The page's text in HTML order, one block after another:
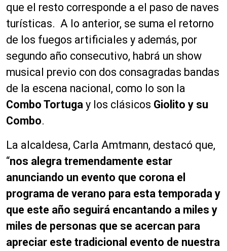
que el resto corresponde a el paso de naves
turísticas. A lo anterior, se suma el retorno
de los fuegos artificiales y además, por
segundo año consecutivo, habrá un show
musical previo con dos consagradas bandas
de la escena nacional, como lo son la
Combo Tortuga y los clásicos Giolito y su
Combo.
La alcaldesa, Carla Amtmann, destacó que,
“nos alegra tremendamente estar
anunciando un evento que corona el
programa de verano para esta temporada y
que este año seguirá encantando a miles y
miles de personas que se acercan para
apreciar este tradicional evento de nuestra